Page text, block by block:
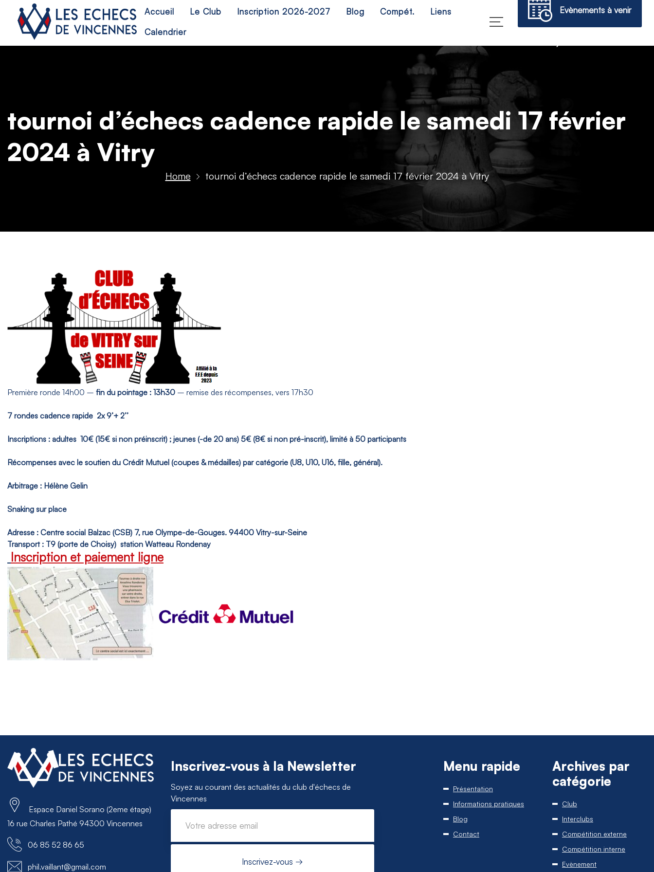
Accueil Le Club Inscription 2026-2027 Blog Compét.
Liens
Calendrier
Evènements à venir
→
tournoi d’échecs cadence rapide le samedi 17 février
2024 à Vitry
Home tournoi d’échecs cadence rapide le samedi 17 février 2024 à Vitry
Première ronde 14h00 – fin du pointage : 13h30 – remise des récompenses, vers 17h30
7 rondes cadence rapide 2x 9’+ 2’’
Inscriptions : adultes 10€ (15€ si non préinscrit) ; jeunes (-de 20 ans) 5€ (8€ si non pré-inscrit), limité à 50 participants
Récompenses avec le soutien du Crédit Mutuel (coupes & médailles) par catégorie (U8, U10, U16, fille, général).
Arbitrage : Hélène Gelin
Snaking sur place
Adresse : Centre social Balzac (CSB) 7, rue Olympe-de-Gouges. 94400 Vitry-sur-Seine
Transport : T9 (porte de Choisy) station Watteau Rondenay
Inscription et paiement ligne
Espace Daniel Sorano (2eme étage)
16 rue Charles Pathé 94300 Vincennes
06 85 52 86 65
phil.vaillant@gmail.com
Inscrivez-vous à la Newsletter
Soyez au courant des actualités du club d'échecs de
Vincennes
Menu rapide
Présentation
Informations pratiques
Blog
Contact
Archives par
catégorie
Club
Interclubs
Compétition externe
Compétition interne
Evènement